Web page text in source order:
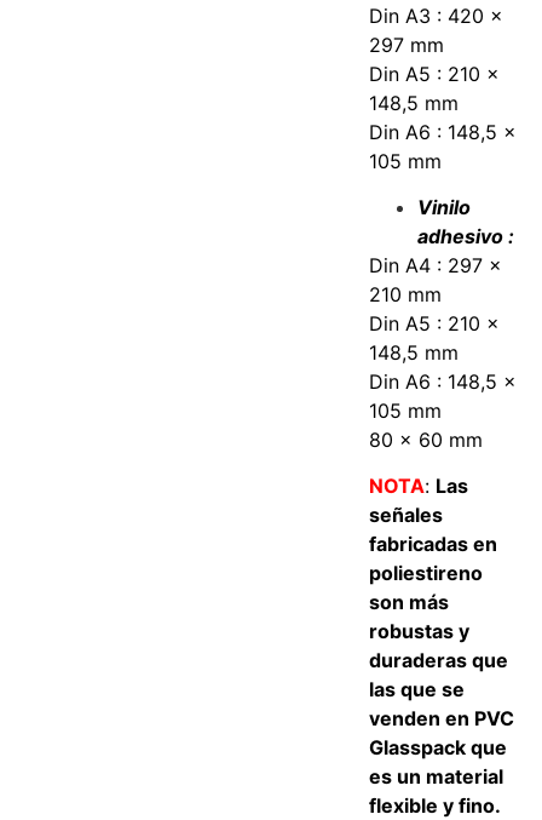
Din A3 : 420 x
297 mm
Din A5 : 210 x
148,5 mm
Din A6 : 148,5 x
105 mm
Vinilo
adhesivo :
Din A4 : 297 x
210 mm
Din A5 : 210 x
148,5 mm
Din A6 : 148,5 x
105 mm
80 x 60 mm
NOTA: Las
señales
fabricadas en
poliestireno
son más
robustas y
duraderas que
las que se
venden en PVC
Glasspack que
es un material
flexible y fino.